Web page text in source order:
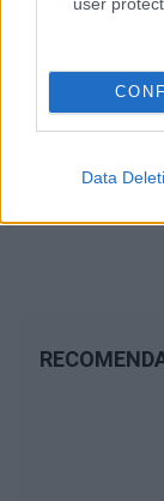
Data